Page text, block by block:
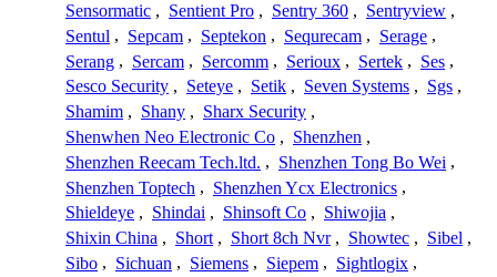
Sensormatic , Sentient Pro , Sentry 360 , Sentryview ,
Sentul , Sepcam , Septekon , Sequrecam , Serage ,
Serang , Sercam , Sercomm , Serioux , Sertek , Ses ,
Sesco Security , Seteye , Setik , Seven Systems , Sgs ,
Shamim , Shany , Sharx Security ,
Shenwhen Neo Electronic Co , Shenzhen ,
Shenzhen Reecam Tech.ltd. , Shenzhen Tong Bo Wei ,
Shenzhen Toptech , Shenzhen Ycx Electronics ,
Shieldeye , Shindai , Shinsoft Co , Shiwojia ,
Shixin China , Short , Short 8ch Nvr , Showtec , Sibel ,
Sibo , Sichuan , Siemens , Siepem , Sightlogix ,